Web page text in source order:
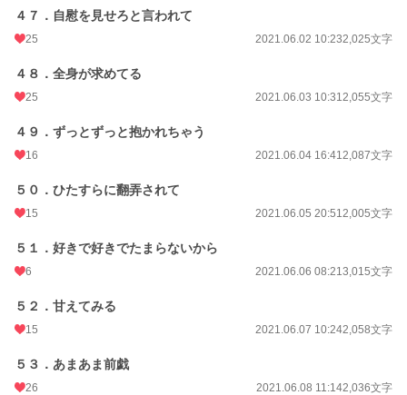
４７．自慰を見せろと言われて
25 2021.06.02 10:232,025文字
４８．全身が求めてる
25 2021.06.03 10:312,055文字
４９．ずっとずっと抱かれちゃう
16 2021.06.04 16:412,087文字
５０．ひたすらに翻弄されて
15 2021.06.05 20:512,005文字
５１．好きで好きでたまらないから
6 2021.06.06 08:213,015文字
５２．甘えてみる
15 2021.06.07 10:242,058文字
５３．あまあま前戯
26 2021.06.08 11:142,036文字